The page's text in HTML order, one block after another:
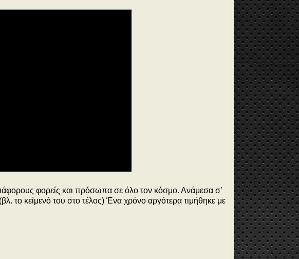
φορείς και πρόσωπα σε όλο τον κόσμο. Ανάμεσα σ’
το κείμενό του στο τέλος) Ένα χρόνο αργότερα τιμήθηκε με